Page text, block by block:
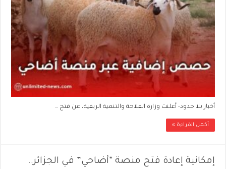
أخبار بلا حدود- أعلنت وزارة الفلاحة والتنمية الريفية، عن فتح …
أكمل القراءة »
إمكانية إعادة فتح منصة “أضاحي” في الجزائر..